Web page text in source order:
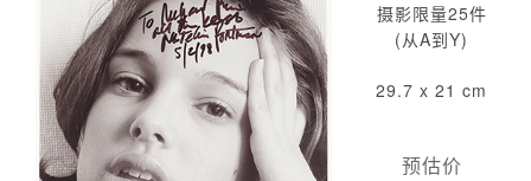
摄影限量25件
(从A到Y)
29.7 x 21 cm
预估价